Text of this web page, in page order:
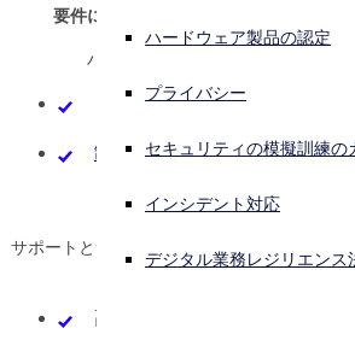
サイバー攻撃を受けている場合、連絡先
サインイン
Open search
Open language switcher
ハードウェア製品の認定
プライバシー
セキュリティの模擬訓練の
インシデント対応
デジタル業務レジリエンス
購入方法
要件に合った最適なスイッチモデルを選
ハードウェアコストには次のものが
ローカル Web /CLI / SNMP 管理
制限付きライフタイム保証
各スイッチへのサポートとサー
サポートとサービスのサブスクリプションに
す。
高度な RMA サポート